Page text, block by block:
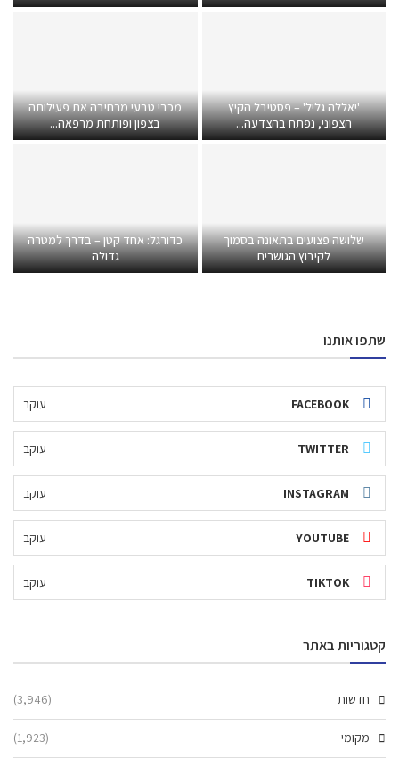
'יאללה גליל' – פסטיבל הקיץ
הצפוני, נפתח בהצדעה...
מכבי טבעי מרחיבה את פעילותה
בצפון ופותחת מרפאה...
שלושה פצועים בתאונה בסמוך
לקיבוץ הגושרים
כדורגל: אחד קטן – בדרך למטרה
גדולה
שתפו אותנו
FACEBOOK עוקב
TWITTER עוקב
INSTAGRAM עוקב
YOUTUBE עוקב
TIKTOK עוקב
קטגוריות באתר
חדשות (3,946)
מקומי (1,923)